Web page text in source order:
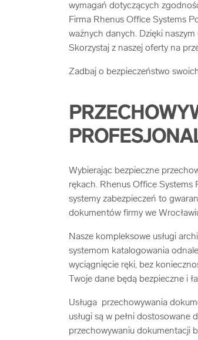
wymagań dotyczących
Firma Rhenus Office Systems
ważnych danych. Dzięki
Skorzystaj z naszej oferty na
Zadbaj o bezpieczeństwo
Wybierając bezpieczne
rękach. Rhenus Office Systems
systemy zabezpieczeń to
dokumentów firmy we
Nasze kompleksowe usługi
systemom katalogowania
wyciągnięcie ręki, bez
Twoje dane będą bezpieczne i
Usługa przechowywania
usługi są w pełni dostosowane
przechowywaniu dokumentacji